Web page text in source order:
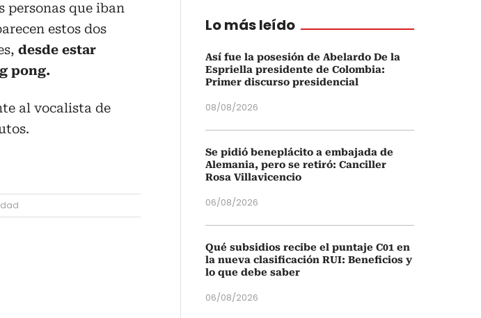
personas que iban
estos dos
desde estar
pong.
al vocalista de
Lo más leído
Así fue la posesión de Abelardo De la
Espriella presidente de Colombia:
Primer discurso presidencial
08/08/2026
Se pidió beneplácito a embajada de
Alemania, pero se retiró: Canciller
Rosa Villavicencio
06/08/2026
Qué subsidios recibe el puntaje C01 en
la nueva clasificación RUI: Beneficios y
lo que debe saber
06/08/2026